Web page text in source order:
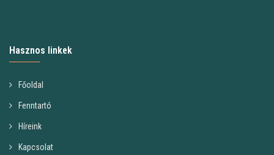
Hasznos linkek
Főoldal
Fenntartó
Híreink
Kapcsolat